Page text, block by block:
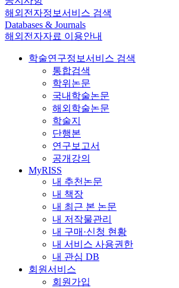
해외전자정보서비스 검색
Databases & Journals
해외전자자료 이용안내
학술연구정보서비스 검색
통합검색
학위논문
국내학술논문
해외학술논문
학술지
단행본
연구보고서
공개강의
MyRISS
내 추천논문
내 책장
내 최근 본 논문
내 저작물관리
내 구매·신청 현황
내 서비스 사용권한
내 관심 DB
회원서비스
회원가입